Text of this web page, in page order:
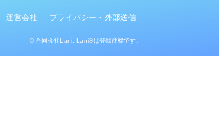
運営会社 プライバシー・外部送信
© 合同会社Lani. Lani®は登録商標です。